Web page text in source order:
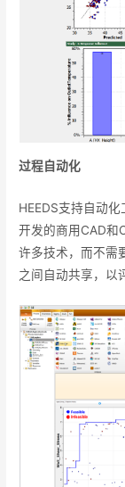
过程自动化
HEEDS支持自动
开发的商用CAD和
许多技术，而不需
之间自动共享，以